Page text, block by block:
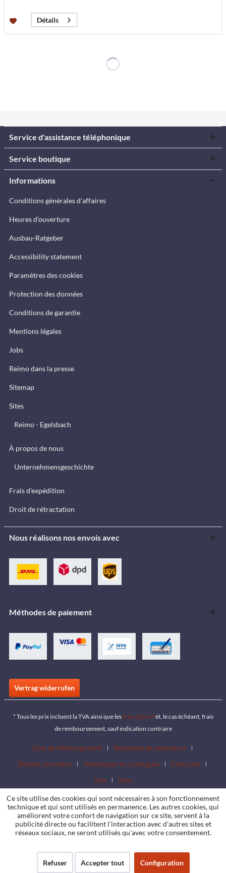
Détails
Service d'assistance téléphonique
Service boutique
Informations
Conditions générales d'affaires
Heures d'ouverture
Ausbau-Ratgeber
Accessibility statement
Paramètres des cookies
Protection des données
Conditions de garantie
Mentions légales
Jobs
Reimo dans la presse
Sitemap
Sites
Reimo - Egelsbach
À propos de nous
Unternehmensgeschichte
Frais d'expédition
Droit de rétractation
Nous réalisons nos envois avec
Méthodes de paiement
Vertrag widerrufen
* Tous les prix incluent la TVA ainsi que lesfrais de portet, le cas échéant, frais
de remboursement, sauf indication contraire
Zone de téléchargement
Recherche de revendeurs
Devenir revendeur
Télécharger les catalogues
Contactez
Jobs
Sites
Ce site utilise des cookies qui sont nécessaires à son fonctionnement
technique et qui sont utilisés en permanence. Les autres cookies, qui
améliorent votre confort de navigation sur ce site, servent à la
publicité directe ou facilitent l'interaction avec d'autres sites et
réseaux sociaux, ne seront utilisés qu'avec votre consentement.
Refuser Accepter tout Configuration